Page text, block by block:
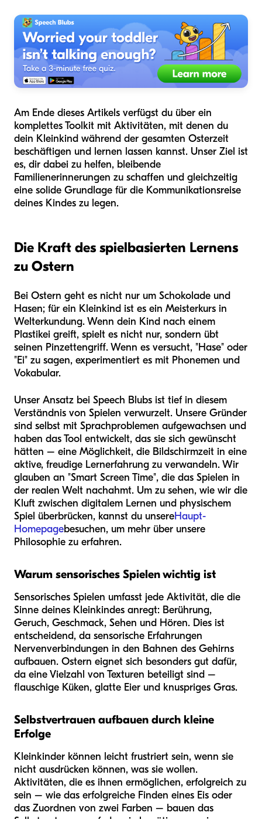
Am Ende dieses Artikels verfügst du über ein
komplettes Toolkit mit Aktivitäten, mit denen du
dein Kleinkind während der gesamten Osterzeit
beschäftigen und lernen lassen kannst. Unser Ziel ist
es, dir dabei zu helfen, bleibende
Familienerinnerungen zu schaffen und gleichzeitig
eine solide Grundlage für die Kommunikationsreise
deines Kindes zu legen.
Die Kraft des spielbasierten Lernens
zu Ostern
Bei Ostern geht es nicht nur um Schokolade und
Hasen; für ein Kleinkind ist es ein Meisterkurs in
Welterkundung. Wenn dein Kind nach einem
Plastikei greift, spielt es nicht nur, sondern übt
seinen Pinzettengriff. Wenn es versucht, "Hase" oder
"Ei" zu sagen, experimentiert es mit Phonemen und
Vokabular.
Unser Ansatz bei Speech Blubs ist tief in diesem
Verständnis von Spielen verwurzelt. Unsere Gründer
sind selbst mit Sprachproblemen aufgewachsen und
haben das Tool entwickelt, das sie sich gewünscht
hätten – eine Möglichkeit, die Bildschirmzeit in eine
aktive, freudige Lernerfahrung zu verwandeln. Wir
glauben an "Smart Screen Time", die das Spielen in
der realen Welt nachahmt. Um zu sehen, wie wir die
Kluft zwischen digitalem Lernen und physischem
Spiel überbrücken, kannst du unsereHaupt-
Homepagebesuchen, um mehr über unsere
Philosophie zu erfahren.
Warum sensorisches Spielen wichtig ist
Sensorisches Spielen umfasst jede Aktivität, die die
Sinne deines Kleinkindes anregt: Berührung,
Geruch, Geschmack, Sehen und Hören. Dies ist
entscheidend, da sensorische Erfahrungen
Nervenverbindungen in den Bahnen des Gehirns
aufbauen. Ostern eignet sich besonders gut dafür,
da eine Vielzahl von Texturen beteiligt sind –
flauschige Küken, glatte Eier und knuspriges Gras.
Selbstvertrauen aufbauen durch kleine
Erfolge
Kleinkinder können leicht frustriert sein, wenn sie
nicht ausdrücken können, was sie wollen.
Aktivitäten, die es ihnen ermöglichen, erfolgreich zu
sein – wie das erfolgreiche Finden eines Eis oder
das Zuordnen von zwei Farben – bauen das